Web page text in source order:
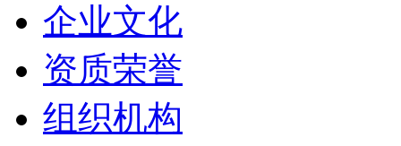
企业文化
资质荣誉
组织机构